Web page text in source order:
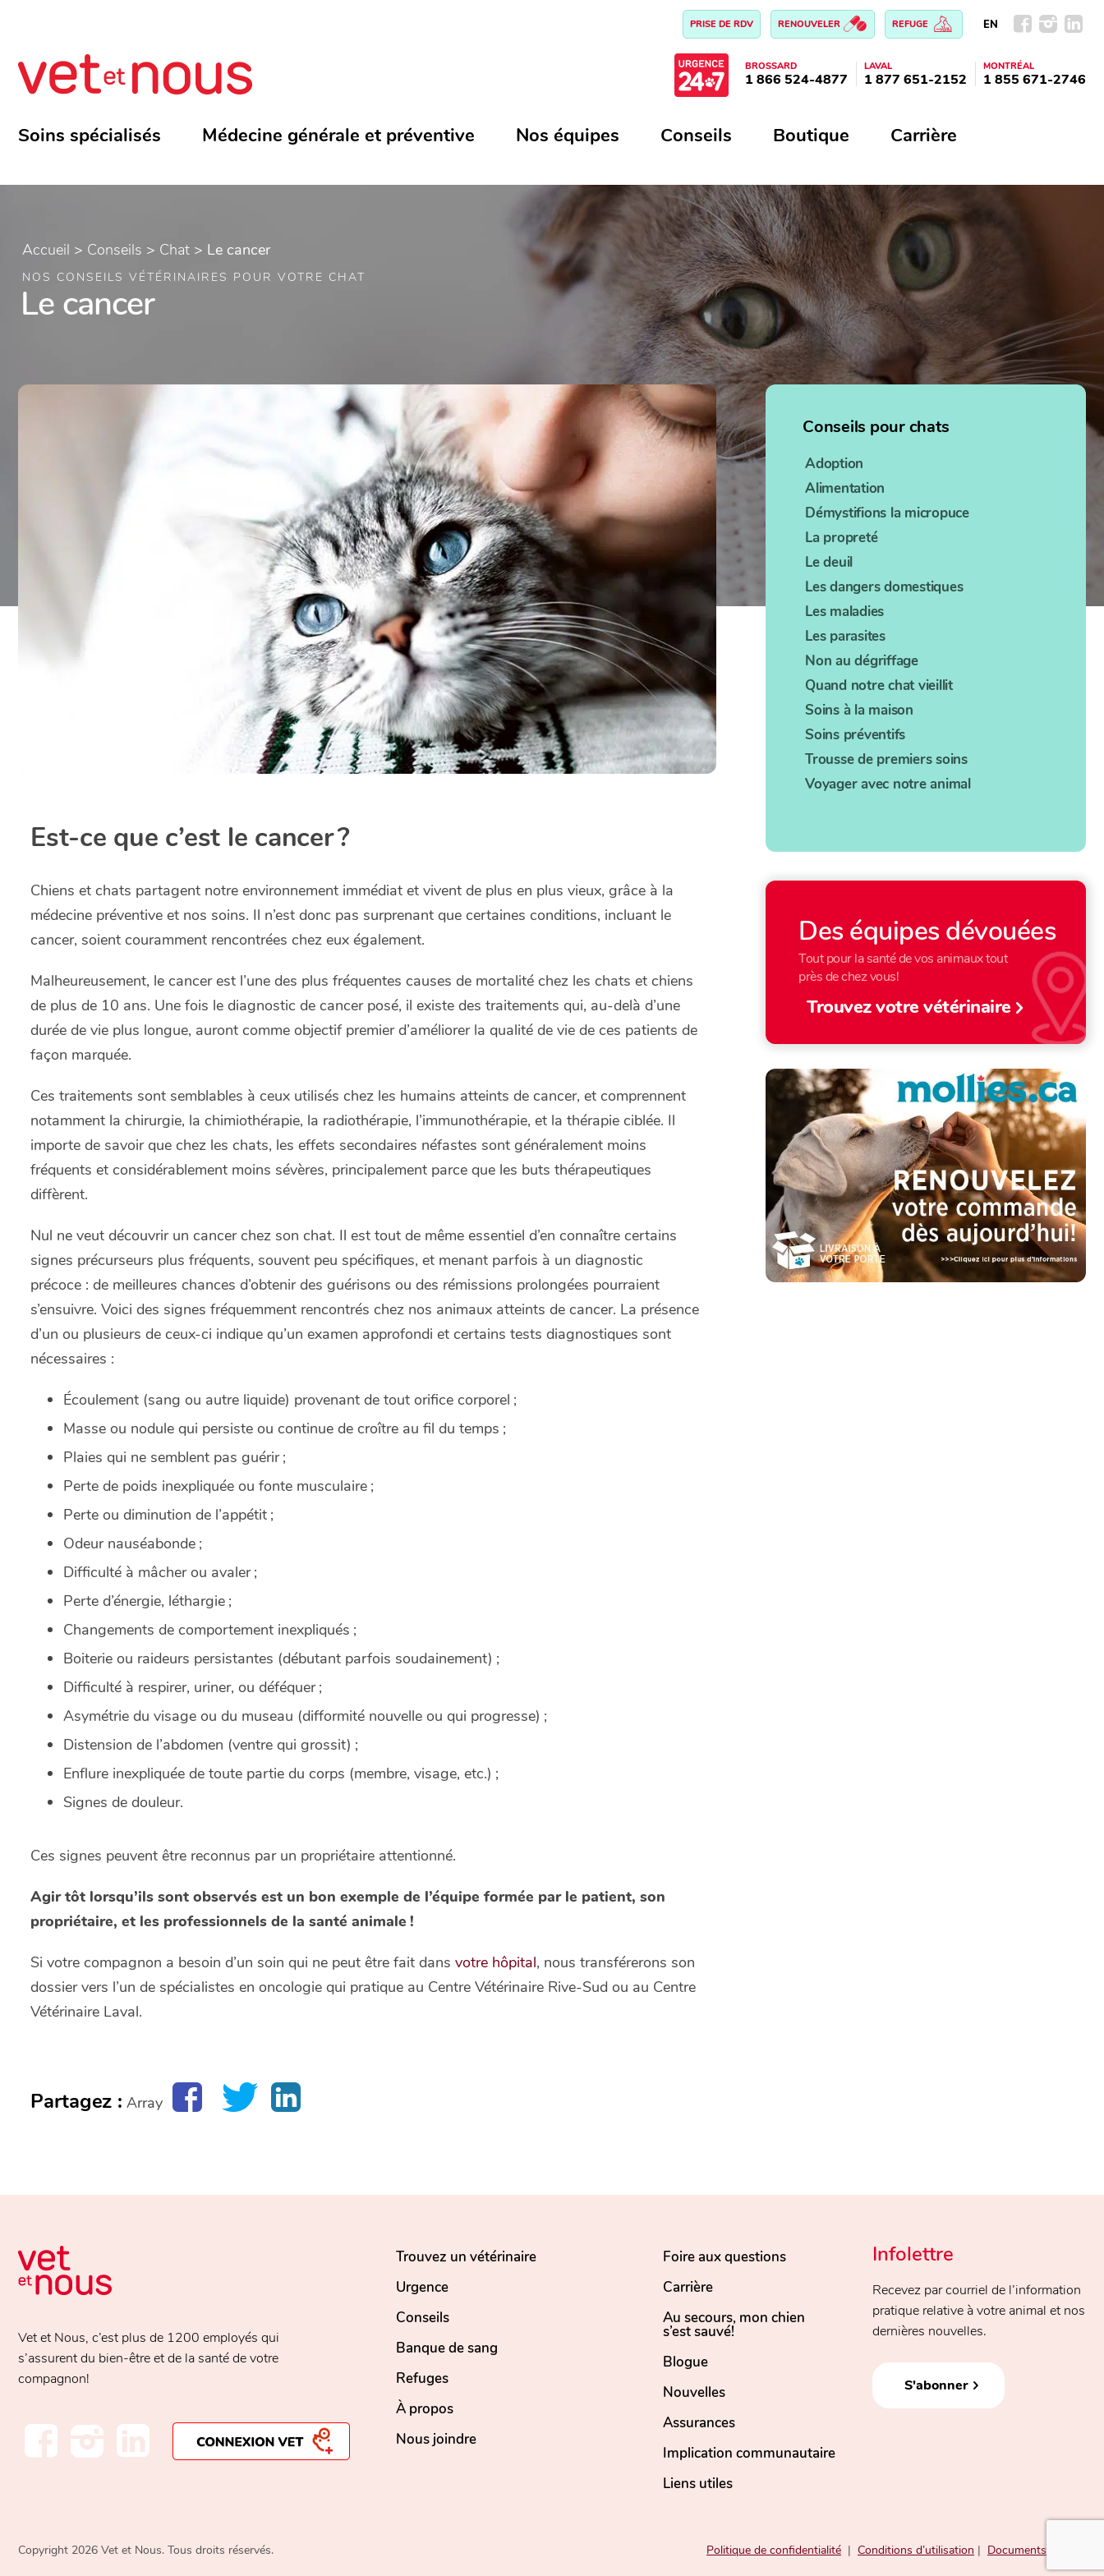
PRISE DE RDV RENOUVELER REFUGE EN
BROSSARD
1 866 524-4877
LAVAL
1 877 651-2152
MONTRÉAL
1 855 671-2746
Soins spécialisés Médecine générale et préventive Nos équipes Conseils Boutique Carrière
Accueil > Conseils > Chat > Le cancer
NOS CONSEILS VÉTÉRINAIRES POUR VOTRE CHAT
Le cancer
Est-ce que c’est le cancer ?
Chiens et chats partagent notre environnement immédiat et vivent de plus en plus vieux, grâce à la
médecine préventive et nos soins. Il n’est donc pas surprenant que certaines conditions, incluant le
cancer, soient couramment rencontrées chez eux également.
Malheureusement, le cancer est l’une des plus fréquentes causes de mortalité chez les chats et chiens
de plus de 10 ans. Une fois le diagnostic de cancer posé, il existe des traitements qui, au-delà d’une
durée de vie plus longue, auront comme objectif premier d’améliorer la qualité de vie de ces patients de
façon marquée.
Ces traitements sont semblables à ceux utilisés chez les humains atteints de cancer, et comprennent
notamment la chirurgie, la chimiothérapie, la radiothérapie, l’immunothérapie, et la thérapie ciblée. Il
importe de savoir que chez les chats, les effets secondaires néfastes sont généralement moins
fréquents et considérablement moins sévères, principalement parce que les buts thérapeutiques
diffèrent.
Nul ne veut découvrir un cancer chez son chat. Il est tout de même essentiel d’en connaître certains
signes précurseurs plus fréquents, souvent peu spécifiques, et menant parfois à un diagnostic
précoce : de meilleures chances d’obtenir des guérisons ou des rémissions prolongées pourraient
s’ensuivre. Voici des signes fréquemment rencontrés chez nos animaux atteints de cancer. La présence
d’un ou plusieurs de ceux-ci indique qu’un examen approfondi et certains tests diagnostiques sont
nécessaires :
Écoulement (sang ou autre liquide) provenant de tout orifice corporel ;
Masse ou nodule qui persiste ou continue de croître au fil du temps ;
Plaies qui ne semblent pas guérir ;
Perte de poids inexpliquée ou fonte musculaire ;
Perte ou diminution de l’appétit ;
Odeur nauséabonde ;
Difficulté à mâcher ou avaler ;
Perte d’énergie, léthargie ;
Changements de comportement inexpliqués ;
Boiterie ou raideurs persistantes (débutant parfois soudainement) ;
Difficulté à respirer, uriner, ou déféquer ;
Asymétrie du visage ou du museau (difformité nouvelle ou qui progresse) ;
Distension de l’abdomen (ventre qui grossit) ;
Enflure inexpliquée de toute partie du corps (membre, visage, etc.) ;
Signes de douleur.
Ces signes peuvent être reconnus par un propriétaire attentionné.
Agir tôt lorsqu’ils sont observés est un bon exemple de l’équipe formée par le patient, son
propriétaire, et les professionnels de la santé animale !
Si votre compagnon a besoin d’un soin qui ne peut être fait dans votre hôpital, nous transférerons son
dossier vers l’un de spécialistes en oncologie qui pratique au Centre Vétérinaire Rive-Sud ou au Centre
Vétérinaire Laval.
Partagez : Array
Conseils pour chats
Adoption
Alimentation
Démystifions la micropuce
La propreté
Le deuil
Les dangers domestiques
Les maladies
Les parasites
Non au dégriffage
Quand notre chat vieillit
Soins à la maison
Soins préventifs
Trousse de premiers soins
Voyager avec notre animal
Des équipes dévouées
Tout pour la santé de vos animaux tout
près de chez vous!
Trouvez votre vétérinaire
Vet et Nous, c’est plus de 1200 employés qui
s’assurent du bien-être et de la santé de votre
compagnon!
Trouvez un vétérinaire
Urgence
Conseils
Banque de sang
Refuges
À propos
Nous joindre
Foire aux questions
Carrière
Au secours, mon chien
s’est sauvé!
Blogue
Nouvelles
Assurances
Implication communautaire
Liens utiles
Infolettre
Recevez par courriel de l’information
pratique relative à votre animal et nos
dernières nouvelles.
S'abonner
Copyright 2026 Vet et Nous. Tous droits réservés. Politique de confidentialité | Conditions d’utilisation | Documents publics